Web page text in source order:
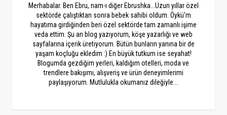
Merhabalar. Ben Ebru, nam-ı diğer Ebrushka...Uzun yıllar özel
sektörde çalıştıktan sonra bebek sahibi oldum. Öykü'm
hayatıma girdiğinden beri özel sektörde tam zamanlı işime
veda ettim. Şu an blog yazıyorum, köşe yazarlığı ve web
sayfalarına içerik üretiyorum. Bütün bunların yanına bir de
yaşam koçluğu ekledim :) En büyük tutkum ise seyahat!
Blogumda gezdiğim yerleri, kaldığım otelleri, moda ve
trendlere bakışımı, alışveriş ve ürün deneyimlerimi
paylaşıyorum. Mutlulukla okumanız dileğiyle...